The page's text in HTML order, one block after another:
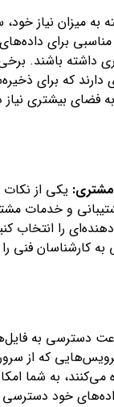
به میزان نیاز
برای
داشته باشند.
که برای
فضای بیشتری نیاز
یکی از نکات
و خدمات
کارشناسان فنی
دسترسی به
که از
می‌کنند، به شما
خود دسترسی